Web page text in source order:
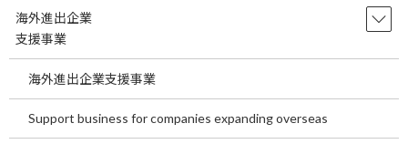
海外進出企業
支援事業
海外進出企業支援事業
Support business for companies expanding overseas